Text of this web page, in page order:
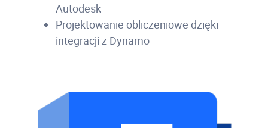
Autodesk
Projektowanie obliczeniowe dzięki
integracji z Dynamo